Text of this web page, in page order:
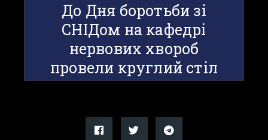
До Дня боротьби зі
СНІДом на кафедрі
нервових хвороб
провели круглий стіл